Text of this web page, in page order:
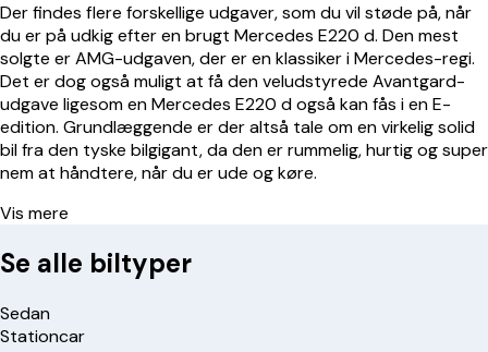
Der findes flere forskellige udgaver, som du vil støde på, når
du er på udkig efter en brugt Mercedes E220 d. Den mest
solgte er AMG-udgaven, der er en klassiker i Mercedes-regi.
Det er dog også muligt at få den veludstyrede Avantgard-
udgave ligesom enMercedes E220 d også kan fås i en E-
edition. Grundlæggende er der altså tale om en virkelig solid
bil fra den tyske bilgigant, da den er rummelig, hurtig og super
nem at håndtere, når du er ude og køre.
Vis mere
Se alle biltyper
Sedan
Stationcar